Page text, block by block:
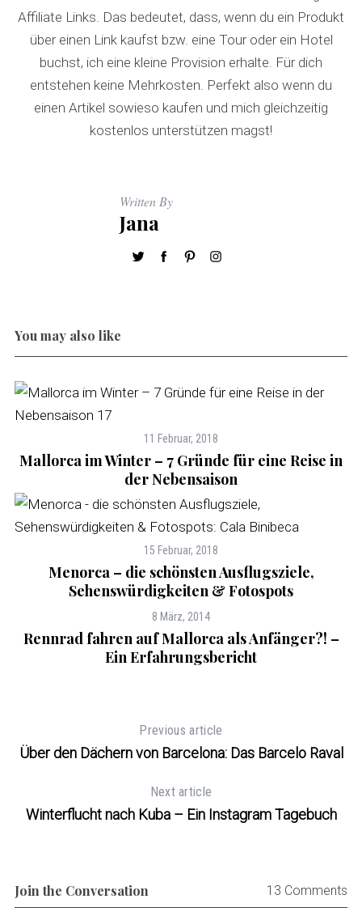
Affiliate Links. Das bedeutet, dass, wenn du ein Produkt
über einen Link kaufst bzw. eine Tour oder ein Hotel
buchst, ich eine kleine Provision erhalte. Für dich
entstehen keine Mehrkosten. Perfekt also wenn du
einen Artikel sowieso kaufen und mich gleichzeitig
kostenlos unterstützen magst!
Written By
Jana
You may also like
11 Februar, 2018
Mallorca im Winter – 7 Gründe für eine Reise in
der Nebensaison
15 Februar, 2018
Menorca – die schönsten Ausflugsziele,
Sehenswürdigkeiten & Fotospots
8 März, 2014
Rennrad fahren auf Mallorca als Anfänger?! –
Ein Erfahrungsbericht
Previous article
Über den Dächern von Barcelona: Das Barcelo Raval
Next article
Winterflucht nach Kuba – Ein Instagram Tagebuch
Join the Conversation 13 Comments